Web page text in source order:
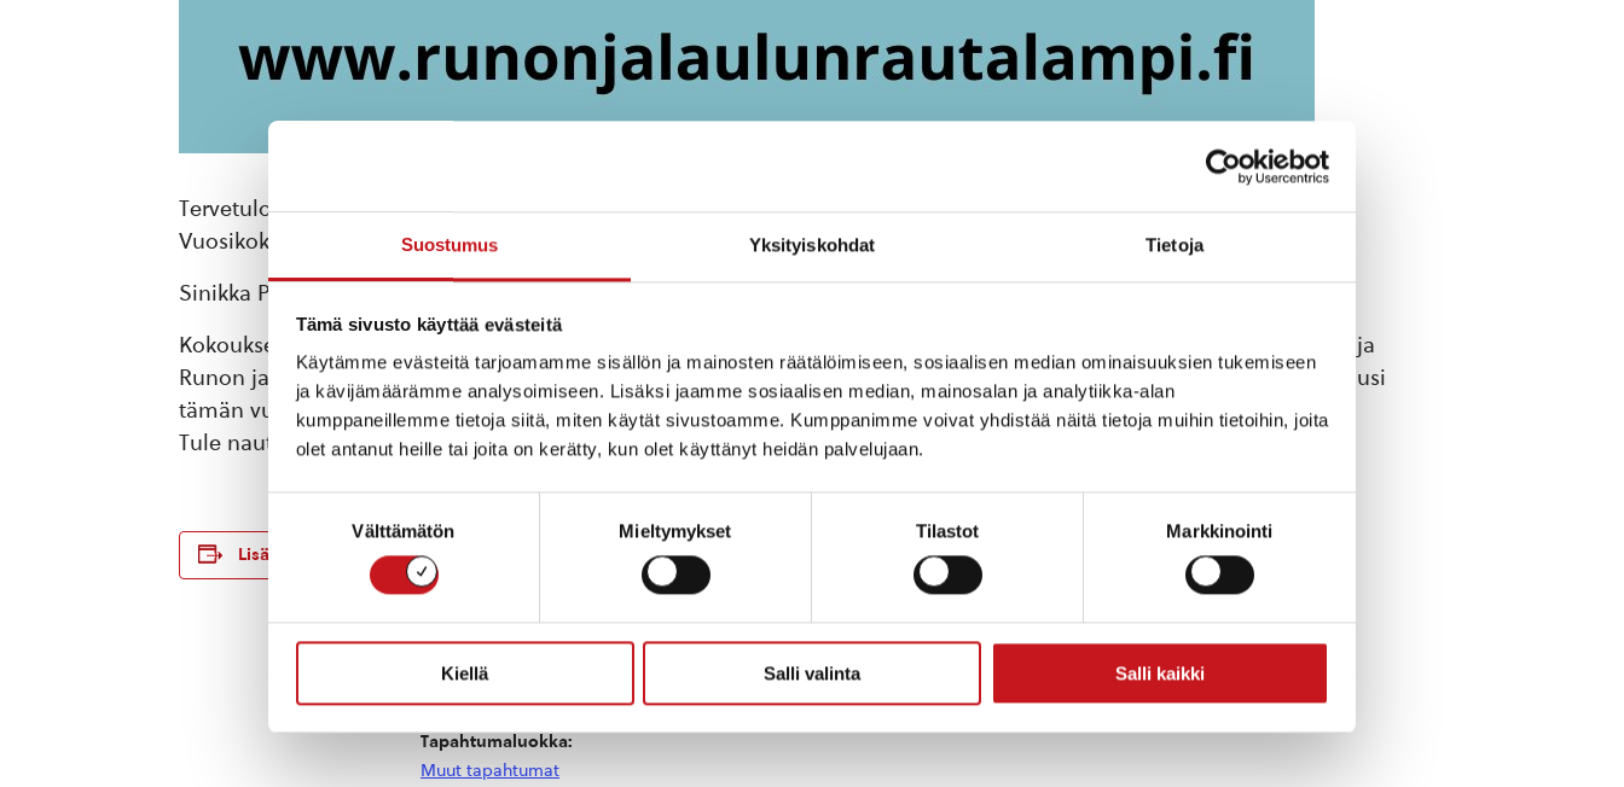
Suostumus Yksityiskohdat Tietoja
Tämä sivusto käyttää evästeitä
Käytämme evästeitä tarjoamamme sisällön ja mainosten räätälöimiseen, sosiaalisen median ominaisuuksien tukemiseen
ja kävijämäärämme analysoimiseen. Lisäksi jaamme sosiaalisen median, mainosalan ja analytiikka-alan
kumppaneillemme tietoja siitä, miten käytät sivustoamme. Kumppanimme voivat yhdistää näitä tietoja muihin tietoihin, joita
olet antanut heille tai joita on kerätty, kun olet käyttänyt heidän palvelujaan.
valinta
Välttämätön Mieltymykset Tilastot Markkinointi
Kiellä Salli valinta Salli kaikki
Tervetuloa Rautalammin Kulttuuriseuran vuosikokoukseen!
Vuosikokous pidetään Mattilan talossa, Toholahden kupeessa Kuopiontie 2.
Sinikka Pilto on mukana kertomassa uudesta runokirjastaan Valoa kohti tilaisuuden aluksi kahvin kera.
Kokouksessa käsitellään sääntömääräiset asiat: vuoden 2024 toimintakertomus, tämän vuoden toimintasuunnitelma ja
Runon ja LAulun Rautalammin kersän 2025 suunnitelma, tilinpäätös viime vuodelta sekä talousarvio tällä vuodelle. Uusi
tämän vuoden hallitus valitaan.
Tule nauttimaan MAttilan talon tunnelmasta!
Lisää kalenteriin
TIEDOT
Päivämäärä:
su 16.2.2025
Aika:
Hinta:
Tapahtumaluokka:
Muut tapahtumat
JÄRJESTÄJÄ
Rautalammin
Kulttuuriseura ry.
posti@rautalamminkulttu
Siirry Järjestäjän
verkkosivuille